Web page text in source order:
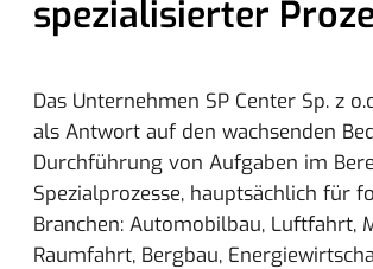
spezialisierter
Das Unternehmen SP Center Sp. z
als Antwort auf den wachsenden
Durchführung von Aufgaben im
Spezialprozesse, hauptsächlich für
Branchen: Automobilbau, Luftfahrt,
Raumfahrt, Bergbau,